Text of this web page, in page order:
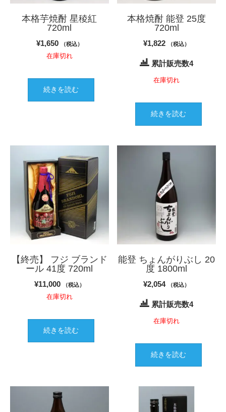
本格芋焼酎 星稜紅
720ml
¥1,650 （税込）
在庫切れ
続きを読む
本格焼酎 能登 25度
720ml
¥1,822 （税込）
累計販売数4
在庫切れ
続きを読む
【終売】 フジ ブランド
ール 41度 720ml
¥11,000 （税込）
在庫切れ
続きを読む
能登 ちょんがりぶし 20
度 1800ml
¥2,054 （税込）
累計販売数4
在庫切れ
続きを読む